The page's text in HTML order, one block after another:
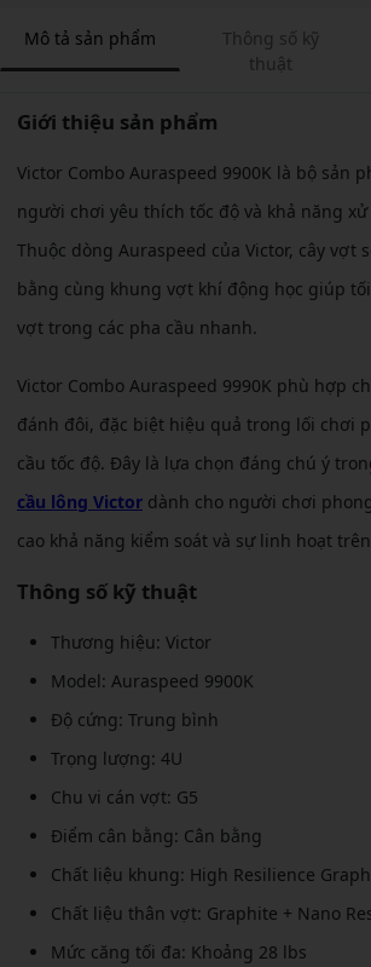
Mô tả sản phẩm
Thông số kỹ
thuật
Giới thiệu sản phẩm
Victor Combo Auraspeed 9900K là bộ sản
người chơi yêu thích tốc độ và khả năng
Thuộc dòng Auraspeed của Victor, cây vợt
bằng cùng khung vợt khí động học giúp
vợt trong các pha cầu nhanh.
Victor Combo Auraspeed 9990K phù hợp
đánh đôi, đặc biệt hiệu quả trong lối chơi
cầu tốc độ. Đây là lựa chọn đáng chú ý
cầu lông Victor dành cho người chơi
cao khả năng kiểm soát và sự linh hoạt
Thông số kỹ thuật
Thương hiệu: Victor
Model: Auraspeed 9900K
Độ cứng: Trung bình
Trọng lượng: 4U
Chu vi cán vợt: G5
Điểm cân bằng: Cân bằng
Chất liệu khung: High Resilience
Chất liệu thân vợt: Graphite + Nano
Mức căng tối đa: Khoảng 28 lbs